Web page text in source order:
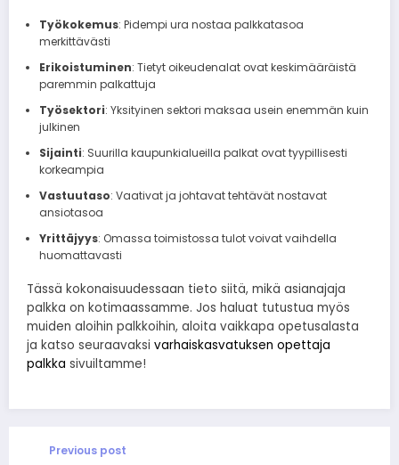
Työkokemus: Pidempi ura nostaa palkkatasoa
merkittävästi
Erikoistuminen: Tietyt oikeudenalat ovat keskimääräistä
paremmin palkattuja
Työsektori: Yksityinen sektori maksaa usein enemmän kuin
julkinen
Sijainti: Suurilla kaupunkialueilla palkat ovat tyypillisesti
korkeampia
Vastuutaso: Vaativat ja johtavat tehtävät nostavat
ansiotasoa
Yrittäjyys: Omassa toimistossa tulot voivat vaihdella
huomattavasti
Tässä kokonaisuudessaan tieto siitä, mikä asianajaja
palkka on kotimaassamme. Jos haluat tutustua myös
muiden aloihin palkkoihin, aloita vaikkapa opetusalasta
ja katso seuraavaksi varhaiskasvatuksen opettaja
palkka sivuiltamme!
Previous post